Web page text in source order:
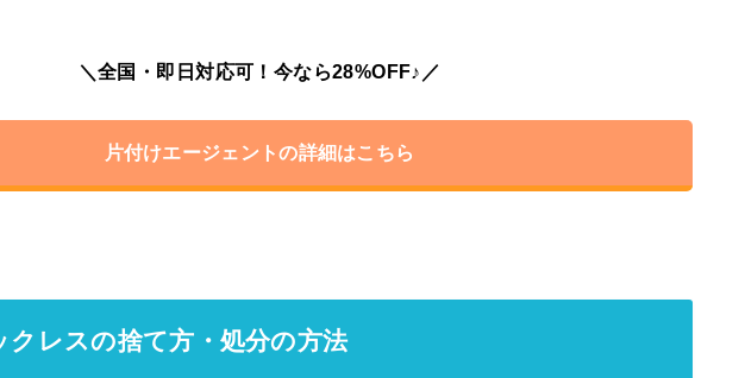
＼全国・即日対応可！今なら28%OFF♪／
片付けエージェントの詳細はこちら
クレスの捨て方・処分の方法